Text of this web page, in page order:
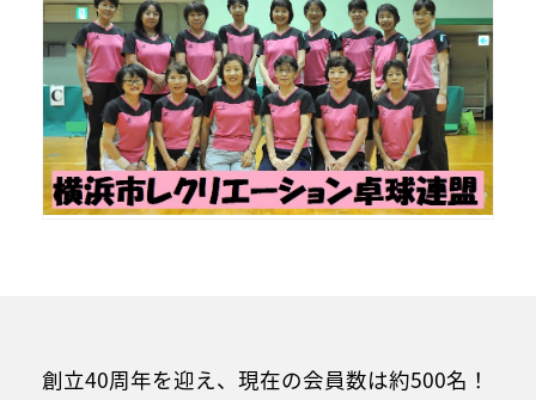
創立40周年を迎え、現在の会員数は約500名！